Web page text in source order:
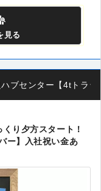
見る
ブセンター【4tトラ
り夕方スタート！
ー】入社祝い金あ